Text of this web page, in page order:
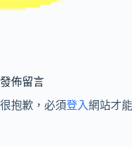
發佈留言
很抱歉，必須登入網站才